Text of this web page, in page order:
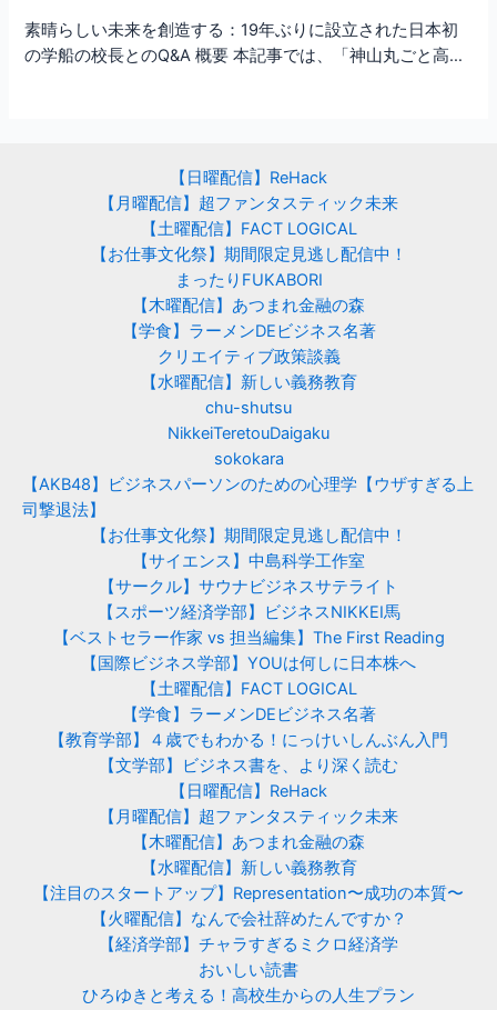
素晴らしい未来を創造する：19年ぶりに設立された日本初
の学船の校長とのQ&A 概要 本記事では、「神山丸ごと高…
【日曜配信】ReHack
【月曜配信】超ファンタスティック未来
【土曜配信】FACT LOGICAL
【お仕事文化祭】期間限定見逃し配信中！
まったりFUKABORI
【木曜配信】あつまれ金融の森
【学食】ラーメンDEビジネス名著
クリエイティブ政策談義
【水曜配信】新しい義務教育
chu-shutsu
NikkeiTeretouDaigaku
sokokara
【AKB48】ビジネスパーソンのための心理学【ウザすぎる上
司撃退法】
【お仕事文化祭】期間限定見逃し配信中！
【サイエンス】中島科学工作室
【サークル】サウナビジネスサテライト
【スポーツ経済学部】ビジネスNIKKEI馬
【ベストセラー作家 vs 担当編集】The First Reading
【国際ビジネス学部】YOUは何しに日本株へ
【土曜配信】FACT LOGICAL
【学食】ラーメンDEビジネス名著
【教育学部】４歳でもわかる！にっけいしんぶん入門
【文学部】ビジネス書を、より深く読む
【日曜配信】ReHack
【月曜配信】超ファンタスティック未来
【木曜配信】あつまれ金融の森
【水曜配信】新しい義務教育
【注目のスタートアップ】Representation〜成功の本質〜
【火曜配信】なんで会社辞めたんですか？
【経済学部】チャラすぎるミクロ経済学
おいしい読書
ひろゆきと考える！高校生からの人生プラン